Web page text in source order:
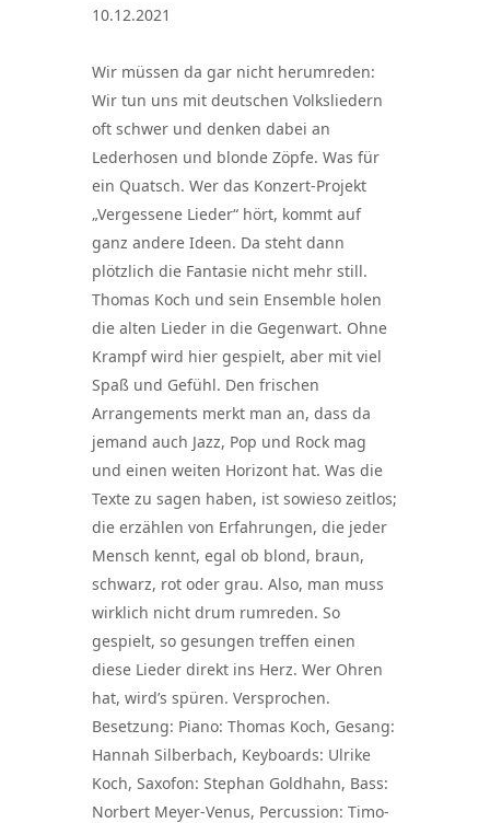
10.12.2021
Wir müssen da gar nicht herumreden:
Wir tun uns mit deutschen Volksliedern
oft schwer und denken dabei an
Lederhosen und blonde Zöpfe. Was für
ein Quatsch. Wer das Konzert-Projekt
„Vergessene Lieder“ hört, kommt auf
ganz andere Ideen. Da steht dann
plötzlich die Fantasie nicht mehr still.
Thomas Koch und sein Ensemble holen
die alten Lieder in die Gegenwart. Ohne
Krampf wird hier gespielt, aber mit viel
Spaß und Gefühl. Den frischen
Arrangements merkt man an, dass da
jemand auch Jazz, Pop und Rock mag
und einen weiten Horizont hat. Was die
Texte zu sagen haben, ist sowieso zeitlos;
die erzählen von Erfahrungen, die jeder
Mensch kennt, egal ob blond, braun,
schwarz, rot oder grau. Also, man muss
wirklich nicht drum rumreden. So
gespielt, so gesungen treffen einen
diese Lieder direkt ins Herz. Wer Ohren
hat, wird’s spüren. Versprochen.
Besetzung: Piano: Thomas Koch, Gesang:
Hannah Silberbach, Keyboards: Ulrike
Koch, Saxofon: Stephan Goldhahn, Bass:
Norbert Meyer-Venus, Percussion: Timo-